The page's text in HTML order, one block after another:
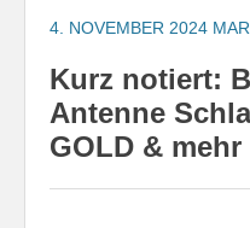
4. NOVEMBER 2024
Kurz notiert:
Antenne
GOLD & mehr